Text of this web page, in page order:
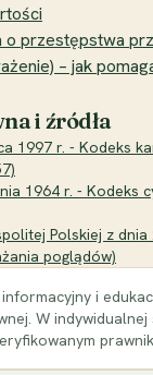
o przestępstwa
– jak
i źródła
1997 r. - Kodeks
1964 r. - Kodeks
Polskiej z dnia
poglądów)
i
W indywidualnej